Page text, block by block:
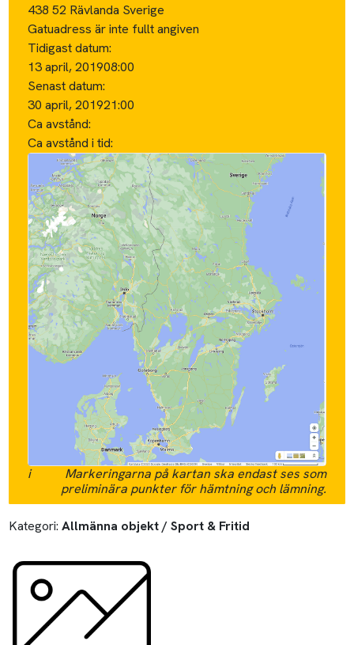
438 52 Rävlanda Sverige
Gatuadress är inte fullt angiven
Tidigast datum:
13 april, 201908:00
Senast datum:
30 april, 201921:00
Ca avstånd:
Ca avstånd i tid:
i
Markeringarna på kartan ska endast ses som
preliminära punkter för hämtning och lämning.
Kategori: Allmänna objekt / Sport & Fritid